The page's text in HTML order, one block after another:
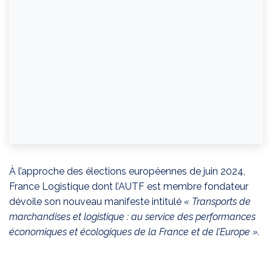
À l’approche des élections européennes de juin 2024,
France Logistique dont l’AUTF est membre fondateur
dévoile son nouveau manifeste intitulé « Transports de
marchandises et logistique : au service des performances
économiques et écologiques de la France et de l’Europe ».